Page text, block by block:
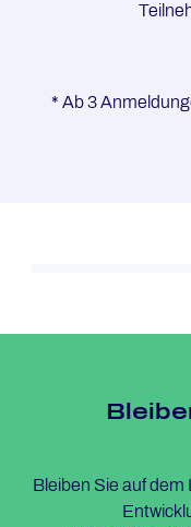
* Ab 3
Bleiben Sie auf